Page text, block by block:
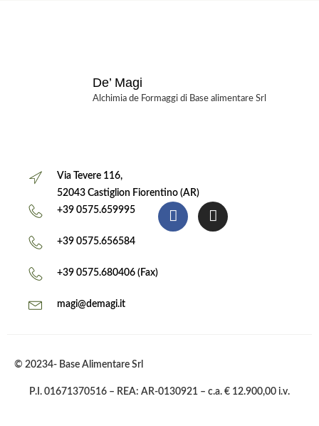
De’ Magi
Alchimia de Formaggi di Base alimentare Srl
Via Tevere 116,
52043 Castiglion Fiorentino (AR)
+39 0575.659995
+39 0575.656584
+39 0575.680406 (Fax)
magi@demagi.it
© 20234- Base Alimentare Srl
P.I. 01671370516 – REA: AR-0130921 – c.a. € 12.900,00 i.v.